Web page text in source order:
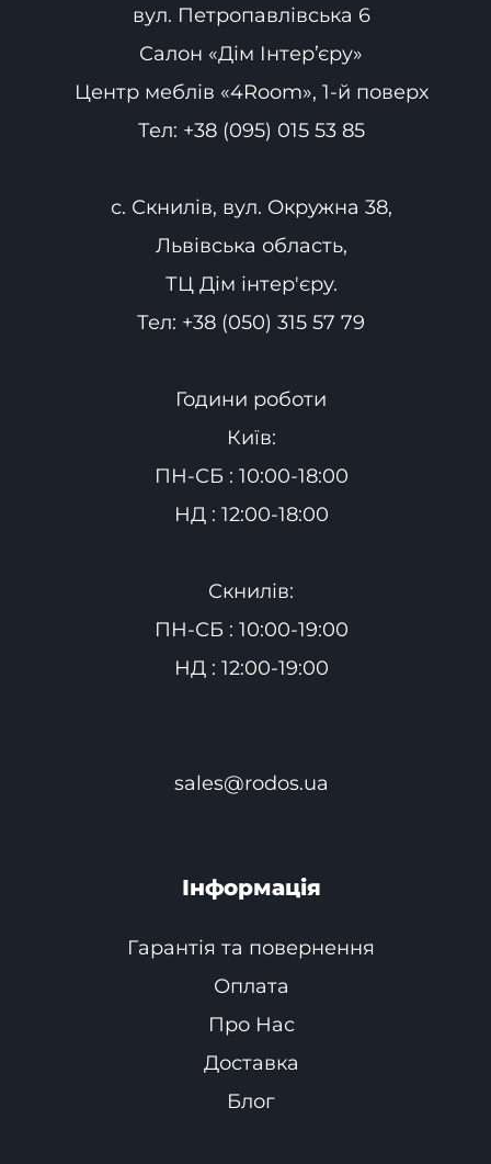
вул. Петропавлівська 6
Салон «Дім Інтер’єру»
Центр меблів «4Room», 1-й поверх
Тел: +38 (095) 015 53 85
с. Скнилів, вул. Окружна 38,
Львівська область,
ТЦ Дім інтер'єру.
Тел: +38 (050) 315 57 79
Години роботи
Київ:
ПН-СБ : 10:00-18:00
НД : 12:00-18:00
Скнилів:
ПН-СБ : 10:00-19:00
НД : 12:00-19:00
sales@rodos.ua
Інформація
Гарантія та повернення
Оплата
Про Нас
Доставка
Блог